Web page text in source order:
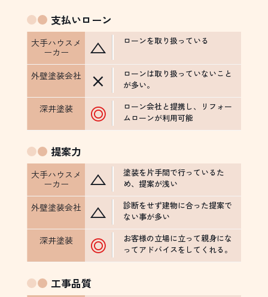
支払いローン
△ ローンを取り扱っている
×
ローンは取り扱っていないこと
が多い。
◎
ローン会社と提携し、リフォー
ムローンが利用可能
提案力
△
塗装を片手間で行っているた
め、提案が浅い
△
診断をせず建物に合った提案で
ない事が多い
◎
お客様の立場に立って親身にな
ってアドバイスをしてくれる。
工事品質